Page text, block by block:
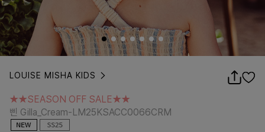
LOUISE MISHA KIDS
삔 Gilla_Cream-LM25KSACC0066CRM
★★SEASON OFF SALE★★
삔 Gilla_Cream-LM25KSACC0066CRM